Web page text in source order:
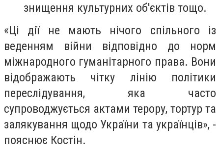
знищення культурних об'єктів тощо.
«Ці дії не мають нічого спільного із
веденням війни відповідно до норм
міжнародного гуманітарного права. Вони
відображають чітку лінію політики
переслідування, яка часто
супроводжується актами терору, тортур та
залякування щодо України та українців», -
пояснює Костін.